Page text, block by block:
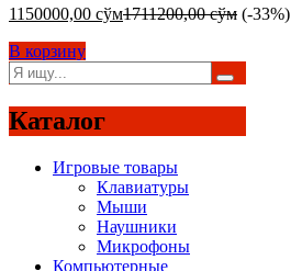
1150000,00 сўм1711200,00сўм (-33%)
В корзину
Каталог
Игровые товары
Клавиатуры
Мыши
Наушники
Микрофоны
Компьютерные